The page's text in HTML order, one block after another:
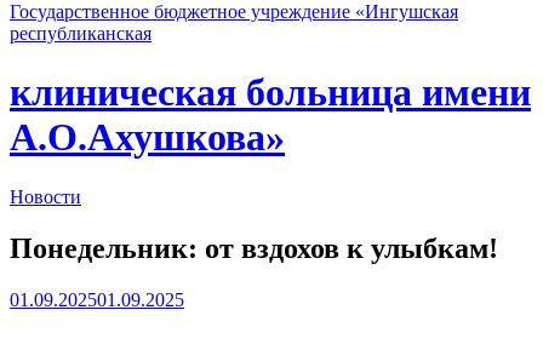
Государственное бюджетное учреждение «Ингушская
республиканская
клиническая больница имени
А.О.Ахушкова»
Новости
Понедельник: от вздохов к улыбкам!
01.09.202501.09.2025